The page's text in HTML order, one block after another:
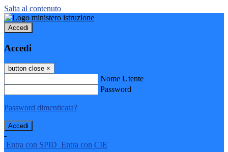
Salta al contenuto
Accedi
Accedi
button close ×
Nome Utente
Password
Password dimenticata?
-
Entra con SPID Entra con CIE